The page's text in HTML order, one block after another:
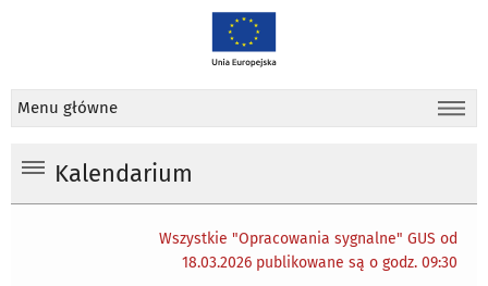
Menu główne
Kalendarium
Wszystkie "Opracowania sygnalne" GUS od
18.03.2026 publikowane są o godz. 09:30